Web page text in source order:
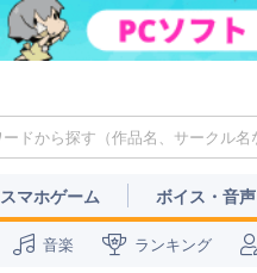
スマホゲーム ボイス・音声
音楽 ランキング